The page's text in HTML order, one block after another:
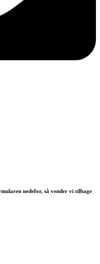
nedefor, så vender vi tilbage